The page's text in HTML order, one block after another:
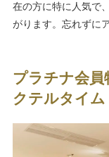
在の方に特に人気で
がります。忘れずに
プラチナ会員
クテルタイム